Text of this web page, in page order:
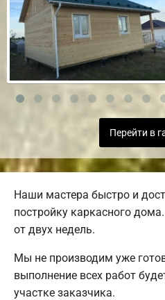
Перейти в
Наши мастера быстро и
постройку каркасного
от двух недель.
Мы не производим уже
выполнение всех работ
участке заказчика.